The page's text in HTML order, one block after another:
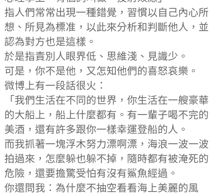
指人們常常出現一種錯覺，習慣以自己內心所
想、所見為標准，以此來分析和判斷他人，並
認為對方也是這樣。
於是指責別人眼界低、思維淺、見識少。
可是，你不是他，又怎知他們的喜怒哀樂。
微博上有一段話很火：
「我們生活在不同的世界，你生活在一艘豪華
的大船上，船上什麼都有。有一輩子喝不完的
美酒，還有許多跟你一樣幸運登船的人。
而我抓著一塊浮木努力漂啊漂，海浪一波一波
拍過來，怎麼躲也躲不掉，隨時都有被淹死的
危險，還要擔驚受怕有沒有鯊魚經過。
你還問我：為什麼不抽空看看海上美麗的風